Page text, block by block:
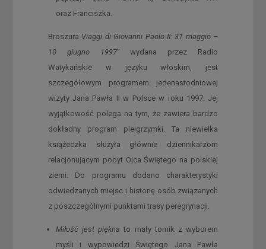
oraz Franciszka.
Broszura Viaggi di Giovanni Paolo II: 31 maggio –
10 giugno 1997” wydana przez Radio
Watykańskie w języku włoskim, jest
szczegółowym programem jedenastodniowej
wizyty Jana Pawła II w Polsce w roku 1997. Jej
wyjątkowość polega na tym, że zawiera bardzo
dokładny program pielgrzymki. Ta niewielka
książeczka służyła głównie dziennikarzom
relacjonującym pobyt Ojca Świętego na polskiej
ziemi. Do programu dodano charakterystyki
odwiedzanych miejsc i historię osób związanych
z poszczególnymi punktami trasy peregrynacji.
Miłość jest piękna to mały tomik z wyborem
myśli i wypowiedzi Świętego Jana Pawła